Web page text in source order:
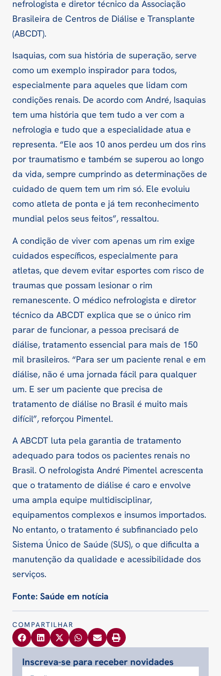
nefrologista e diretor técnico da Associação
Brasileira de Centros de Diálise e Transplante
(ABCDT).
Isaquias, com sua história de superação, serve
como um exemplo inspirador para todos,
especialmente para aqueles que lidam com
condições renais. De acordo com André, Isaquias
tem uma história que tem tudo a ver com a
nefrologia e tudo que a especialidade atua e
representa. “Ele aos 10 anos perdeu um dos rins
por traumatismo e também se superou ao longo
da vida, sempre cumprindo as determinações de
cuidado de quem tem um rim só. Ele evoluiu
como atleta de ponta e já tem reconhecimento
mundial pelos seus feitos”, ressaltou.
A condição de viver com apenas um rim exige
cuidados específicos, especialmente para
atletas, que devem evitar esportes com risco de
traumas que possam lesionar o rim
remanescente. O médico nefrologista e diretor
técnico da ABCDT explica que se o único rim
parar de funcionar, a pessoa precisará de
diálise, tratamento essencial para mais de 150
mil brasileiros. “Para ser um paciente renal e em
diálise, não é uma jornada fácil para qualquer
um. E ser um paciente que precisa de
tratamento de diálise no Brasil é muito mais
difícil”, reforçou Pimentel.
A ABCDT luta pela garantia de tratamento
adequado para todos os pacientes renais no
Brasil. O nefrologista André Pimentel acrescenta
que o tratamento de diálise é caro e envolve
uma ampla equipe multidisciplinar,
equipamentos complexos e insumos importados.
No entanto, o tratamento é subfinanciado pelo
Sistema Único de Saúde (SUS), o que dificulta a
manutenção da qualidade e acessibilidade dos
serviços.
Fonte: Saúde em notícia
COMPARTILHAR
Inscreva-se para receber novidades